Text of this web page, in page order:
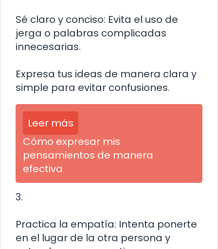
Sé claro y conciso: Evita el uso de
jerga o palabras complicadas
innecesarias.
Expresa tus ideas de manera clara y
simple para evitar confusiones.
Leer más
Cómo expresar mis
pensamientos de manera
efectiva
3.
Practica la empatía: Intenta ponerte
en el lugar de la otra persona y